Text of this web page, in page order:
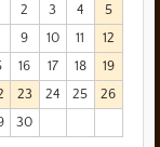
2 3 4
5
9 10 11
12
16 17 18
19
23 24 25
26
30